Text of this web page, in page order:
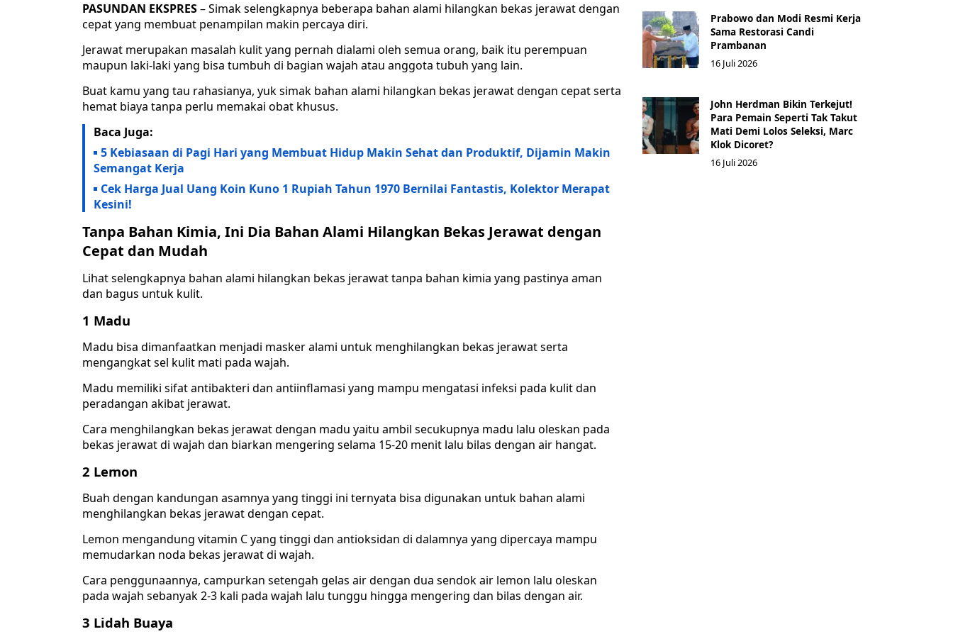
PASUNDAN EKSPRES– Simak selengkapnya beberapa bahan alami hilangkan bekas jerawat dengan
cepat yang membuat penampilan makin percaya diri.
Jerawat merupakan masalah kulit yang pernah dialami oleh semua orang, baik itu perempuan
maupun laki-laki yang bisa tumbuh di bagian wajah atau anggota tubuh yang lain.
Buat kamu yang tau rahasianya, yuk simak bahan alami hilangkan bekas jerawat dengan cepat serta
hemat biaya tanpa perlu memakai obat khusus.
Baca Juga:
5 Kebiasaan di Pagi Hari yang Membuat Hidup Makin Sehat dan Produktif, Dijamin Makin
Semangat Kerja
Cek Harga Jual Uang Koin Kuno 1 Rupiah Tahun 1970 Bernilai Fantastis, Kolektor Merapat
Kesini!
Tanpa Bahan Kimia, Ini Dia Bahan Alami Hilangkan Bekas Jerawat dengan
Cepat dan Mudah
Lihat selengkapnya bahan alami hilangkan bekas jerawat tanpa bahan kimia yang pastinya aman
dan bagus untuk kulit.
1 Madu
Madu bisa dimanfaatkan menjadi masker alami untuk menghilangkan bekas jerawat serta
mengangkat sel kulit mati pada wajah.
Madu memiliki sifat antibakteri dan antiinflamasi yang mampu mengatasi infeksi pada kulit dan
peradangan akibat jerawat.
Cara menghilangkan bekas jerawat dengan madu yaitu ambil secukupnya madu lalu oleskan pada
bekas jerawat di wajah dan biarkan mengering selama 15-20 menit lalu bilas dengan air hangat.
2 Lemon
Buah dengan kandungan asamnya yang tinggi ini ternyata bisa digunakan untuk bahan alami
menghilangkan bekas jerawat dengan cepat.
Lemon mengandung vitamin C yang tinggi dan antioksidan di dalamnya yang dipercaya mampu
memudarkan noda bekas jerawat di wajah.
Cara penggunaannya, campurkan setengah gelas air dengan dua sendok air lemon lalu oleskan
pada wajah sebanyak 2-3 kali pada wajah lalu tunggu hingga mengering dan bilas dengan air.
3 Lidah Buaya
Prabowo dan Modi Resmi Kerja
Sama Restorasi Candi
Prambanan
16 Juli 2026
John Herdman Bikin Terkejut!
Para Pemain Seperti Tak Takut
Mati Demi Lolos Seleksi, Marc
Klok Dicoret?
16 Juli 2026